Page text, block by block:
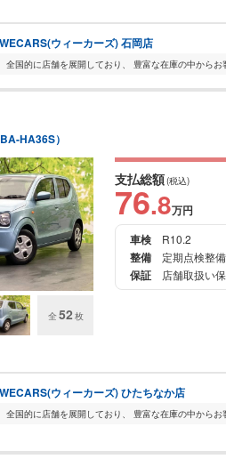
WECARS(ウィーカーズ) 石岡店
HA36S）
全 52 枚
支払総額(税込)
76.8万円
車検
R10.2
整備 定期点検整
保証 店舗取扱い
WECARS(ウィーカーズ) ひたちなか店